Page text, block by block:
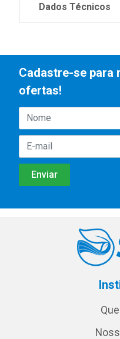
Dados Técnicos
Cadastre-se para
ofertas!